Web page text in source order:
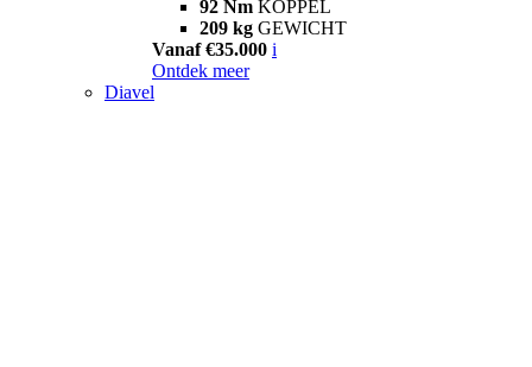
92 Nm KOPPEL
209 kg GEWICHT
Vanaf €35.000 i
Ontdek meer
Diavel